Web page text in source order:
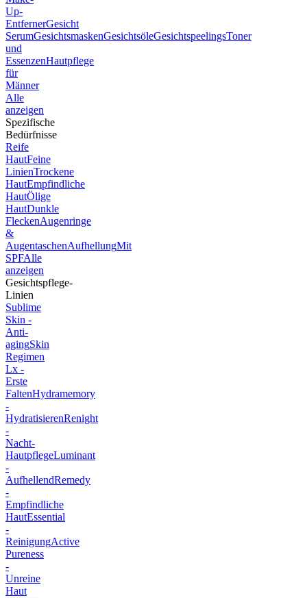
Up-
EntfernerGesicht
SerumGesichtsmaskenGesichtsöleGesichtspeelingsToner
und
EssenzenHautpflege
für
Männer
Alle
anzeigen
Spezifische
Bedürfnisse
Reife
HautFeine
LinienTrockene
HautEmpfindliche
HautÖlige
HautDunkle
FleckenAugenringe
&
AugentaschenAufhellungMit
SPFAlle
anzeigen
Gesichtspflege-
Linien
Sublime
Skin -
Anti-
agingSkin
Regimen
Lx -
Erste
FaltenHydramemory
-
HydratisierenRenight
-
Nacht-
HautpflegeLuminant
-
AufhellendRemedy
-
Empfindliche
HautEssential
-
ReinigungActive
Pureness
-
Unreine
Haut